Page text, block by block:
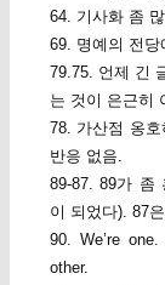
64. 기사화 좀
69. 명예의 전당
79.75. 언제 긴
는 것이 은근히
78. 가산점 옹
반응 없음.
89-87. 89가 좀
이 되었다). 87
90. We’re
other.